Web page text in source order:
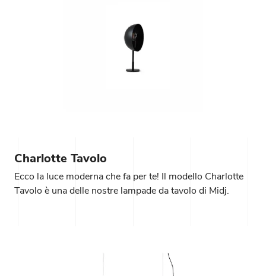
Charlotte Tavolo
Ecco la luce moderna che fa per te! Il modello Charlotte
Tavolo è una delle nostre lampade da tavolo di Midj.